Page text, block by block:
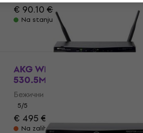
€ 90.10€ 98.01
Na stanju u skladištu
AKG WMS470 D5 Бежични
530.5MHz
Бежични сет
5/5
€ 495€ 539
Na zalihama kod dobavljača